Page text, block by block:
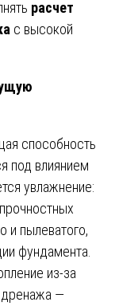
расчет
с высокой
способность
под влиянием
увлажнение:
и пылеватого,
фундамента.
из-за
дренажа —